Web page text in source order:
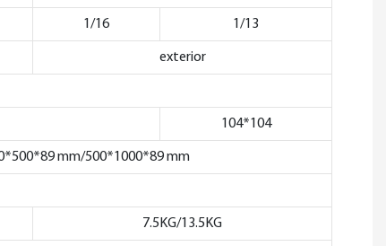
1/16 1/13
exterior
104*104
mm/500*1000*89 mm
7.5KG/13.5KG